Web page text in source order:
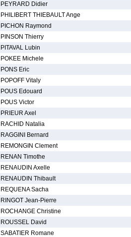
PEYRARD Didier
PHILIBERT THIEBAULT Ange
PICHON Raymond
PINSON Thierry
PITAVAL Lubin
POKEE Michele
PONS Eric
POPOFF Vitaly
POUS Edouard
POUS Victor
PRIEUR Axel
RACHID Natalia
RAGGINI Bernard
REMONGIN Clement
RENAN Timothe
RENAUDIN Axelle
RENAUDIN Thibault
REQUENA Sacha
RINGOT Jean-Pierre
ROCHANGE Christine
ROUSSEL David
SABATIER Romane